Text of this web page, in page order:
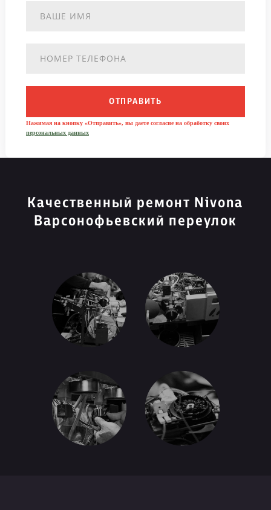
ОТПРАВИТЬ
Нажимая на кнопку «Отправить», вы даете согласие на обработку своих
персональных данных
Качественный ремонт Nivona
Варсонофьевский переулок